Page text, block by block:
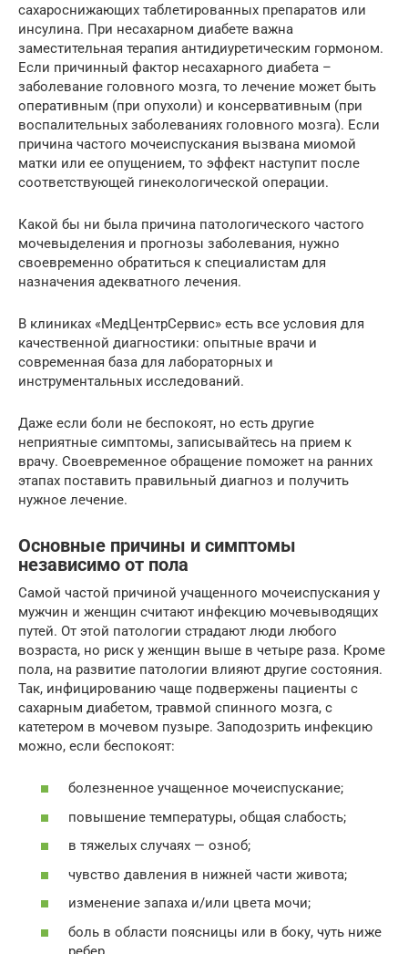
сахароснижающих таблетированных препаратов или
инсулина. При несахарном диабете важна
заместительная терапия антидиуретическим гормоном.
Если причинный фактор несахарного диабета –
заболевание головного мозга, то лечение может быть
оперативным (при опухоли) и консервативным (при
воспалительных заболеваниях головного мозга). Если
причина частого мочеиспускания вызвана миомой
матки или ее опущением, то эффект наступит после
соответствующей гинекологической операции.
Какой бы ни была причина патологического частого
мочевыделения и прогнозы заболевания, нужно
своевременно обратиться к специалистам для
назначения адекватного лечения.
В клиниках «МедЦентрСервис» есть все условия для
качественной диагностики: опытные врачи и
современная база для лабораторных и
инструментальных исследований.
Даже если боли не беспокоят, но есть другие
неприятные симптомы, записывайтесь на прием к
врачу. Своевременное обращение поможет на ранних
этапах поставить правильный диагноз и получить
нужное лечение.
Основные причины и симптомы
независимо от пола
Самой частой причиной учащенного мочеиспускания у
мужчин и женщин считают инфекцию мочевыводящих
путей. От этой патологии страдают люди любого
возраста, но риск у женщин выше в четыре раза. Кроме
пола, на развитие патологии влияют другие состояния.
Так, инфицированию чаще подвержены пациенты с
сахарным диабетом, травмой спинного мозга, с
катетером в мочевом пузыре. Заподозрить инфекцию
можно, если беспокоят:
болезненное учащенное мочеиспускание;
повышение температуры, общая слабость;
в тяжелых случаях — озноб;
чувство давления в нижней части живота;
изменение запаха и/или цвета мочи;
боль в области поясницы или в боку, чуть ниже